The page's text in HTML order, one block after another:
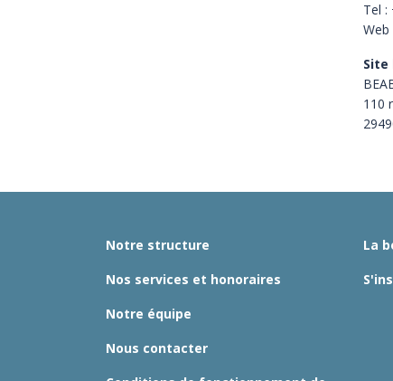
Tel :
Site
110
Notre structure
Nos services et honoraires
Notre équipe
Nous contacter
La